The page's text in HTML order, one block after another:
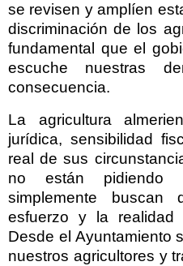
se revisen y amplíen
discriminación de los
fundamental que el
escuche nuestras
consecuencia.
La agricultura
jurídica, sensibilidad
real de sus
no están pidiendo
simplemente
esfuerzo y la realidad
Desde el Ayuntamiento
nuestros agricultores y